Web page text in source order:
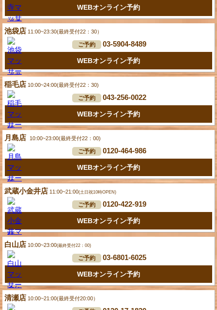
WEBオンライン予約
池袋店 11:00~23:30(最終受付22：30）
ご予約 03-5904-8489
WEBオンライン予約
稲毛店 10:00~24:00(最終受付22：30)
ご予約 043-256-0022
WEBオンライン予約
月島店 10:00~23:00(最終受付22：00)
ご予約 0120-464-986
WEBオンライン予約
武蔵小金井店 11:00~21:00(土日祝10時OPEN)
ご予約 0120-422-919
WEBオンライン予約
白山店 10:00~23:00(最終受付22：00)
ご予約 03-6801-6025
WEBオンライン予約
清瀬店 10:00~21:00(最終受付20:00）